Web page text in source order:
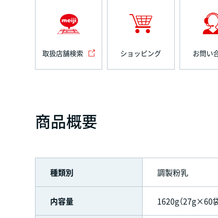
取扱店舗検索 ショッピング お問い
商品概要
種類別 調製粉乳
内容量 1620g（27g×60袋